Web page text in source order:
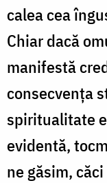
calea cea
Chiar dacă
manifestă
consecvenţa
spiritualitate
evidentă,
ne găsim,